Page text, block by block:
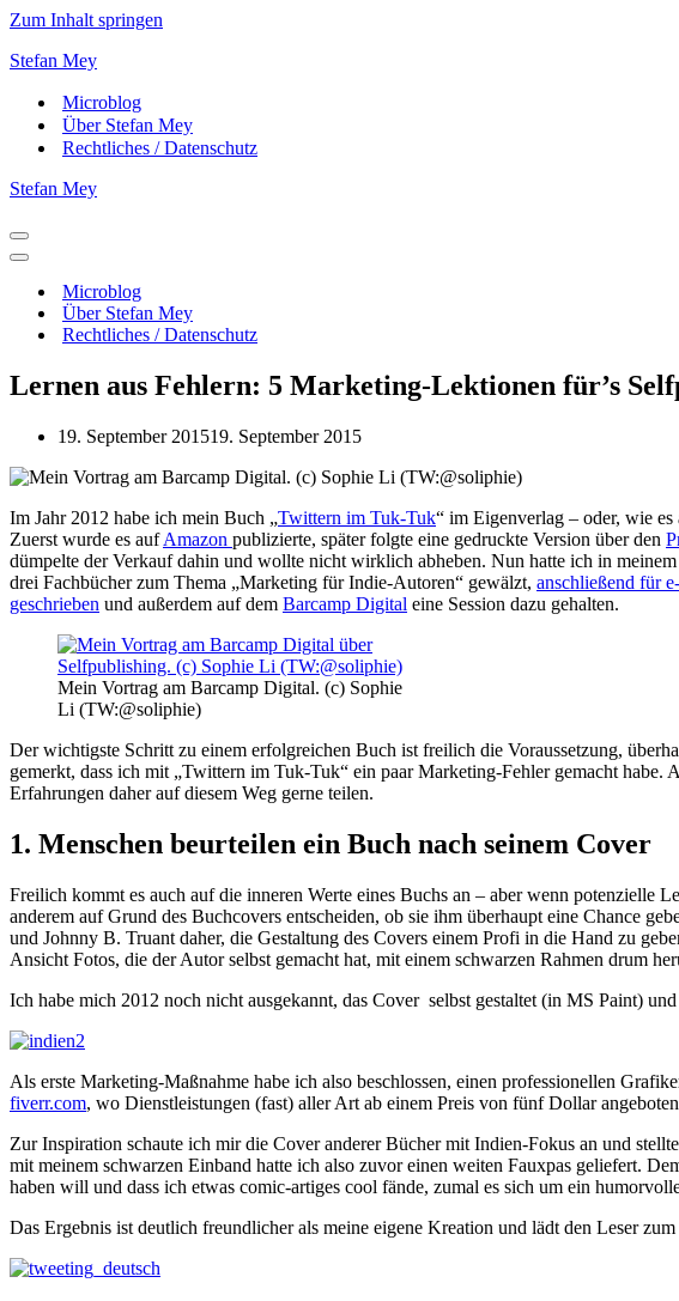
Zum Inhalt springen
Stefan Mey
Microblog
Über Stefan Mey
Rechtliches / Datenschutz
Stefan Mey
Navigationsmenü
Navigationsmenü
Microblog
Über Stefan Mey
Rechtliches / Datenschutz
Lernen aus Fehlern: 5 Marketing-Lektionen für’s
19. September 201519. September 2015
Im Jahr 2012 habe ich mein Buch „Twittern im Tuk-Tuk“ im Eigenverlag – oder, wie
Zuerst wurde es aufAmazon publizierte, später folgte eine gedruckte Version über den
dümpelte der Verkauf dahin und wollte nicht wirklich abheben. Nun hatte ich in
drei Fachbücher zum Thema „Marketing für Indie-Autoren“ gewälzt, anschließend für
geschrieben und außerdem auf dem Barcamp Digital eine Session dazu gehalten.
Mein Vortrag am Barcamp Digital. (c) Sophie
Li (TW:@soliphie)
Der wichtigste Schritt zu einem erfolgreichen Buch ist freilich die Voraussetzung,
gemerkt, dass ich mit „Twittern im Tuk-Tuk“ ein paar Marketing-Fehler gemacht habe.
Erfahrungen daher auf diesem Weg gerne teilen.
1. Menschen beurteilen ein Buch nach seinem Cover
Freilich kommt es auch auf die inneren Werte eines Buchs an – aber wenn potenzielle
anderem auf Grund des Buchcovers entscheiden, ob sie ihm überhaupt eine Chance
und Johnny B. Truant daher, die Gestaltung des Covers einem Profi in die Hand zu
Ansicht Fotos, die der Autor selbst gemacht hat, mit einem schwarzen Rahmen drum
Ich habe mich 2012 noch nicht ausgekannt, das Cover selbst gestaltet (in MS Paint)
Als erste Marketing-Maßnahme habe ich also beschlossen, einen professionellen
fiverr.com, wo Dienstleistungen (fast) aller Art ab einem Preis von fünf Dollar
Zur Inspiration schaute ich mir die Cover anderer Bücher mit Indien-Fokus an und
mit meinem schwarzen Einband hatte ich also zuvor einen weiten Fauxpas geliefert.
haben will und dass ich etwas comic-artiges cool fände, zumal es sich um ein
Das Ergebnis ist deutlich freundlicher als meine eigene Kreation und lädt den Leser